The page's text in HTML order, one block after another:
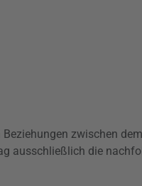
zwischen
ausschließlich die